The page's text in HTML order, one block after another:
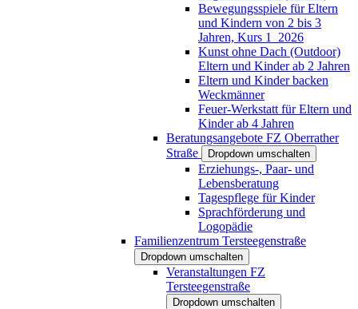
Bewegungsspiele für Eltern
und Kindern von 2 bis 3
Jahren, Kurs 1_2026
Kunst ohne Dach (Outdoor)
Eltern und Kinder ab 2 Jahren
Eltern und Kinder backen
Weckmänner
Feuer-Werkstatt für Eltern und
Kinder ab 4 Jahren
Beratungsangebote FZ Oberrather
Straße
Dropdown umschalten
Erziehungs-, Paar- und
Lebensberatung
Tagespflege für Kinder
Sprachförderung und
Logopädie
Familienzentrum Tersteegenstraße
Dropdown umschalten
Veranstaltungen FZ
Tersteegenstraße
Dropdown umschalten